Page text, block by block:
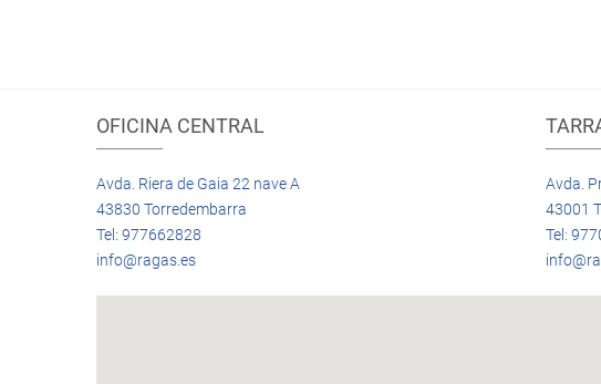
OFICINA CENTRAL
Avda. Riera de Gaia 22 nave A
43830 Torredembarra
Tel: 977662828
info@ragas.es
Avda.
43001
Tel: